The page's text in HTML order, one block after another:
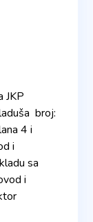
JKP
broj:
4 i
i
sa
i